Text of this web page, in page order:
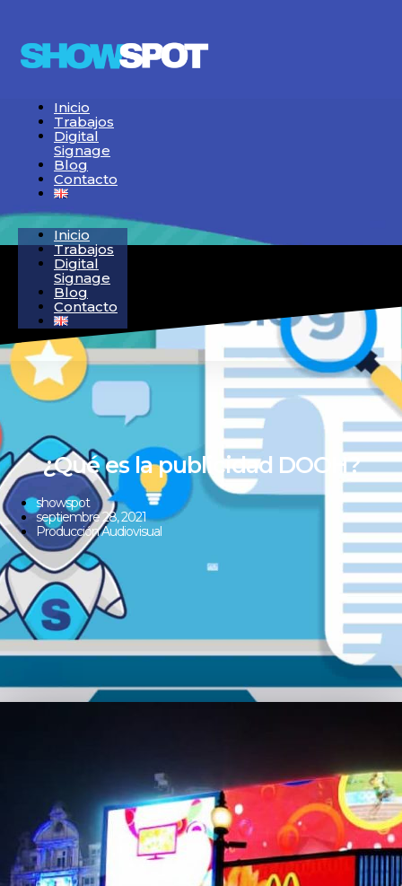
Inicio
Trabajos
Digital
Signage
Blog
Contacto
Inicio
Trabajos
Digital
Signage
Blog
Contacto
¿Qué es la publicidad DOOH?
showspot
septiembre 28, 2021
Producción Audiovisual